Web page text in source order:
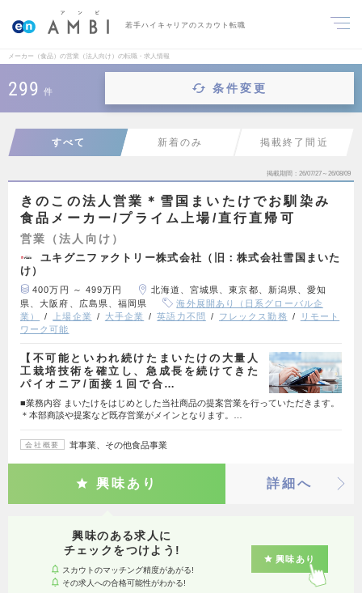
若手ハイキャリアのスカウト転職
メーカー（食品）の営業（法人向け）の転職・求人情報
299 件 条件変更
すべて 新着のみ 掲載終了間近
掲載期間 26/07/27～26/08/09
きのこの法人営業＊雪国まいたけでお馴染み
食品メーカー/プライム上場/直行直帰可
営業（法人向け）
ユキグニファクトリー株式会社（旧：株式会社雪国まいた
け）
400万円 ～ 499万円
北海道、宮城県、東京都、新潟県、愛知
県、大阪府、広島県、福岡県
海外展開あり（日系グローバル企
業）
上場企業 大手企業 英語力不問 フレックス勤務
リモート
ワーク可能
【不可能といわれ続けたまいたけの大量人
工栽培技術を確立し、急成長を続けてきた
パイオニア/面接１回で合…
■業務内容 まいたけをはじめとした当社商品の提案営業を行っていただきます。
＊本部商談や提案など既存営業がメインとなります。…
会社概要 茸事業、その他食品事業
興味あり 詳細へ
興味のある求人に
チェックをつけよう!
スカウトのマッチング精度があがる!
その求人への合格可能性がわかる!
興味あり